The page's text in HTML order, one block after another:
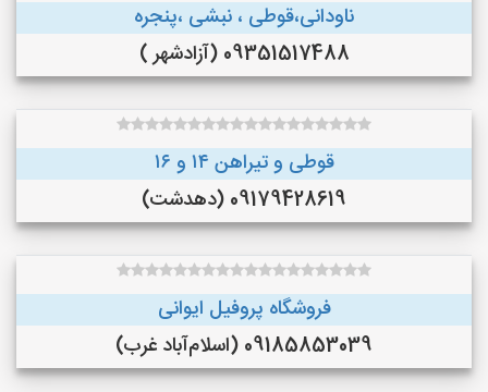
ناودانی،قوطی ، نبشی ،پنجره
09351517488 (آزادشهر )
قوطی و تیراهن ۱۴ و ۱۶
09179428619 (دهدشت)
فروشگاه پروفیل ایوانی
09185853039 (اسلام‌آباد غرب)